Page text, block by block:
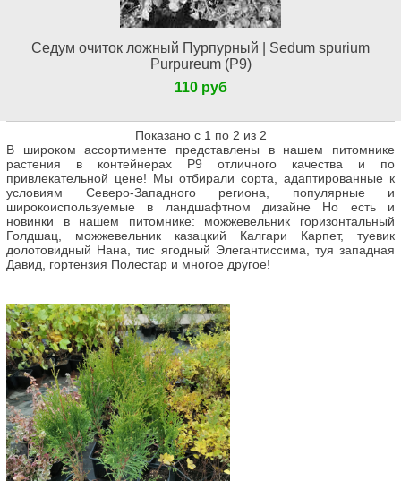
Седум очиток ложный Пурпурный | Sedum spurium
Purpureum (Р9)
110 руб
Показано с 1 по 2 из 2
В широком ассортименте представлены в нашем питомнике
растения в контейнерах Р9 отличного качества и по
привлекательной цене! Мы отбирали сорта, адаптированные к
условиям Северо-Западного региона, популярные и
широкоиспользуемые в ландшафтном дизайне Но есть и
новинки в нашем питомнике: можжевельник горизонтальный
Голдшац, можжевельник казацкий Калгари Карпет, туевик
долотовидный Нана, тис ягодный Элегантиссима, туя западная
Давид, гортензия Полестар и многое другое!